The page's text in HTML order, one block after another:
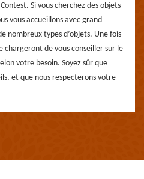
Si vous cherchez des objets
vous accueillons avec grand
nombreux types d’objets. Une fois
chargeront de vous conseiller sur le
votre besoin. Soyez sûr que
et que nous respecterons votre